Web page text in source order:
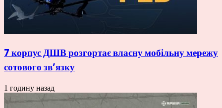
7 корпус ДШВ розгортає власну мобільну мережу
сотового зв’язку
1 годину назад